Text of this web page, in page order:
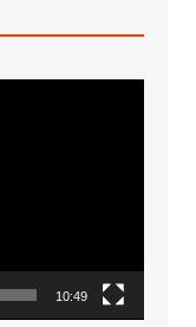
10:49